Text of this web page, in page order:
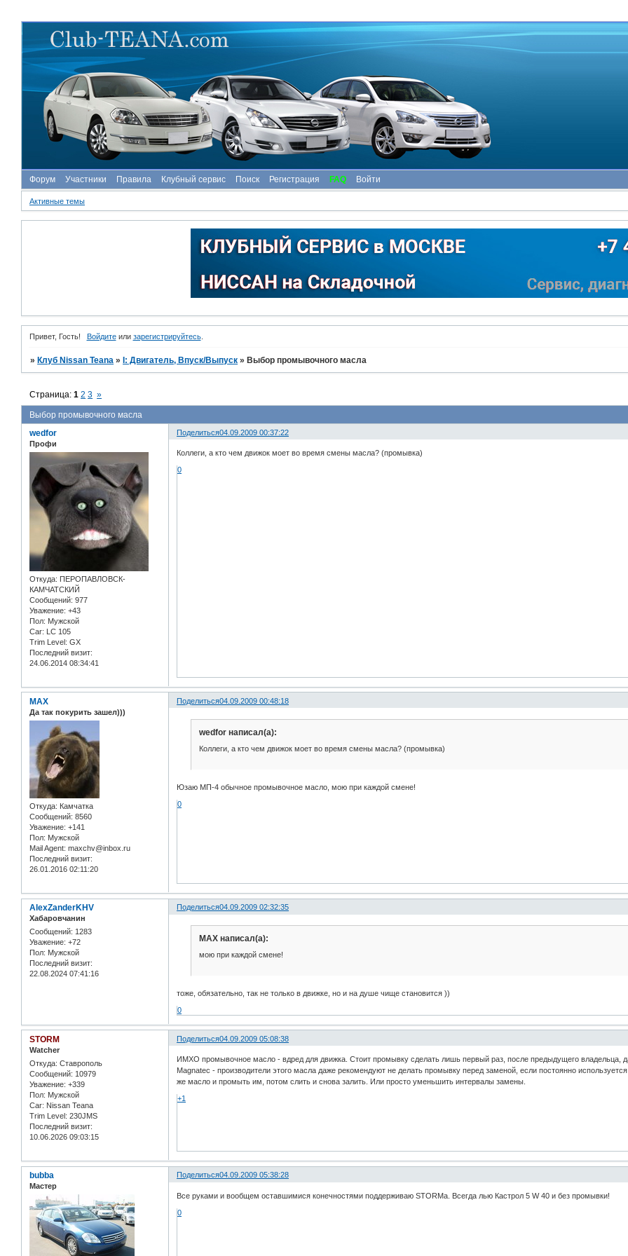
Форум Участники Правила Клубный сервис Поиск Регистрация FAQ Войти
Активные темы
Привет, Гость! Войдитеили зарегистрируйтесь.
» Клуб Nissan Teana » I: Двигатель, Впуск/Выпуск » Выбор промывочного масла
Выбор промывочного масла
Страница:1 2 3 »
Поделиться04.09.2009 00:37:22
wedfor
Профи
Откуда: ПЕРОПАВЛОВСК-
КАМЧАТСКИЙ
Сообщений: 977
Уважение: +43
Пол: Мужской
Car: LC 105
Trim Level: GX
Последний визит:
24.06.2014 08:34:41
Коллеги, а кто чем движок моет во время смены масла? (промывка)
0
Поделиться04.09.2009 00:48:18
MAX
Да так покурить зашел)))
Откуда: Камчатка
Сообщений: 8560
Уважение: +141
Пол: Мужской
Mail Agent: maxchv@inbox.ru
Последний визит:
26.01.2016 02:11:20
wedfor написал(а):
Коллеги, а кто чем движок моет во время смены масла? (промывка)
Юзаю МП-4 обычное промывочное масло, мою при каждой смене!
0
Поделиться04.09.2009 02:32:35
AlexZanderKHV
Хабаровчанин
Сообщений: 1283
Уважение: +72
Пол: Мужской
Последний визит:
22.08.2024 07:41:16
MAX написал(а):
мою при каждой смене!
тоже, обязательно, так не только в движке, но и на душе чище становится ))
0
Поделиться04.09.2009 05:08:38
STORM
Watcher
Откуда: Ставрополь
Сообщений: 10979
Уважение: +339
Пол: Мужской
Car: Nissan Teana
Trim Level: 230JMS
Последний визит:
10.06.2026 09:03:15
ИМХО промывочное масло - вдред для движка. Стоит промывку сделать лишь первый раз, после предыдущего
Magnatec - производители этого масла даже рекомендуют не делать промывку перед заменой, если постоянно
же масло и промыть им, потом слить и снова залить. Или просто уменьшить интервалы замены.
+1
Поделиться04.09.2009 05:38:28
bubba
Мастер
Все руками и вообщем оставшимися конечностями поддерживаю STORMа. Всегда лью Кастрол 5 W 40 и без промывки!
0